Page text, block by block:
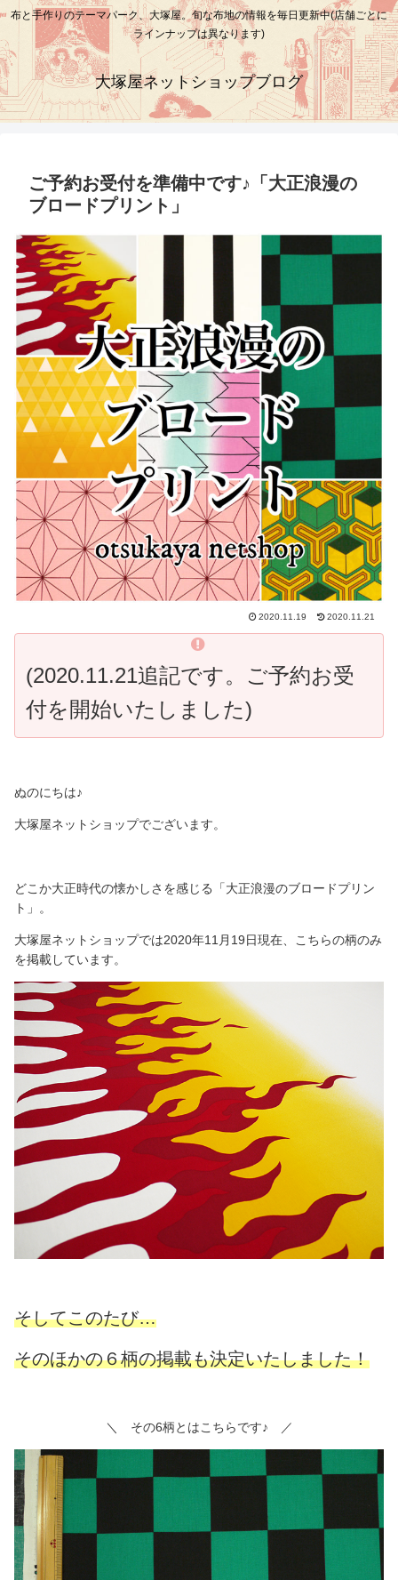
布と手作りのテーマパーク、大塚屋。旬な布地の情報を毎日更新中(店舗ごとに
ラインナップは異なります)
大塚屋ネットショップブログ
ご予約お受付を準備中です♪「大正浪漫の
ブロードプリント」
2020.11.19 2020.11.21
(2020.11.21追記です。ご予約お受
付を開始いたしました)
ぬのにちは♪
大塚屋ネットショップでございます。
どこか大正時代の懐かしさを感じる「大正浪漫のブロードプリン
ト」。
大塚屋ネットショップでは2020年11月19日現在、こちらの柄のみ
を掲載しています。
そしてこのたび…
そのほかの６柄の掲載も決定いたしました！
＼ その6柄とはこちらです♪ ／